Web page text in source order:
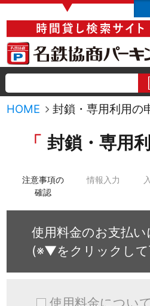
▼
HOME 封鎖・専用利用の
封鎖・専用
注意事項の
確認
情報入力
使用料金のお支払
(※▼をクリックして
使用料金につい